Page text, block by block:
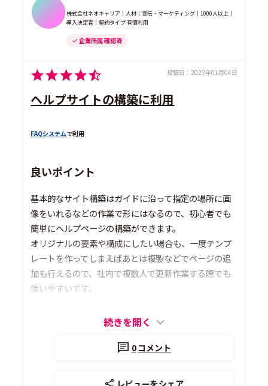
株式会社ネオキャリア｜人材｜宣伝・マーケティング｜1000人以上｜
導入決定者｜契約タイプ 有償利用
企業所属 確認済
投稿日： 2023年01月04日
ヘルプサイトの構築に利用
FAQシステムで利用
良いポイント
基本的なサイト構築はガイドに沿って指定の場所に画
像をいれるなどの作業で形にはなるので、初心者でも
簡単にヘルプページの構築ができます。
オリジナルの要素や構成にしたい場合も、一度テンプ
レートを作ってしまえばあとは複製などでページの追
加も行えるので、社内で複数人で更新作業する際でも
使いやすいです。
続きを開く
0コメント